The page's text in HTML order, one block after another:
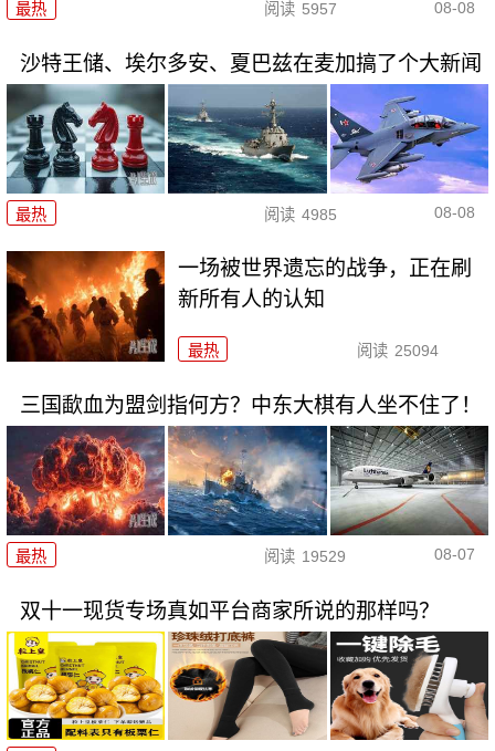
最热 阅读 5957 08-08
沙特王储、埃尔多安、夏巴兹在麦加搞了个大新闻
最热 阅读 4985 08-08
一场被世界遗忘的战争，正在刷
新所有人的认知
最热 阅读 25094
三国歃血为盟剑指何方？中东大棋有人坐不住了！
最热 阅读 19529 08-07
双十一现货专场真如平台商家所说的那样吗？